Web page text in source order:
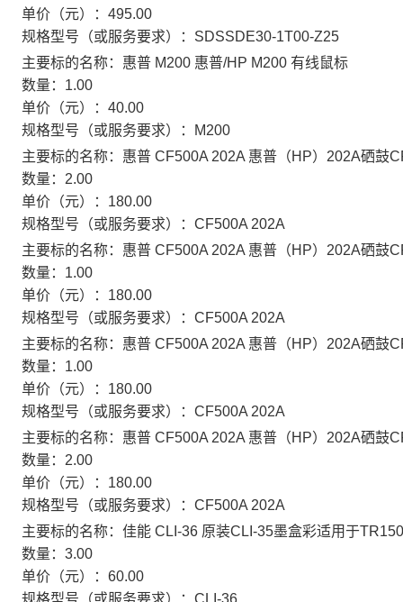
单价（元）： 495.00
规格型号（或服务要求）： SDSSDE30-1T00-Z25
主要标的名称： 惠普 M200 惠普/HP M200 有线鼠标
数量： 1.00
单价（元）： 40.00
规格型号（或服务要求）：
M200
主要标的名称： 惠普 CF500A 202A 惠普（HP）202A硒鼓
数量： 2.00
单价（元）： 180.00
规格型号（或服务要求）： CF500A 202A
主要标的名称： 惠普 CF500A 202A 惠普（HP）202A硒鼓
数量： 1.00
单价（元）： 180.00
规格型号（或服务要求）： CF500A 202A
主要标的名称： 惠普 CF500A 202A 惠普（HP）202A硒鼓
数量： 1.00
单价（元）： 180.00
规格型号（或服务要求）： CF500A 202A
主要标的名称： 惠普 CF500A 202A 惠普（HP）202A硒鼓
数量： 2.00
单价（元）： 180.00
规格型号（或服务要求）： CF500A 202A
主要标的名称： 佳能 CLI-36 原装CLI-35墨盒彩适用于
数量： 3.00
单价（元）： 60.00
规格型号（或服务要求）： CLI-36